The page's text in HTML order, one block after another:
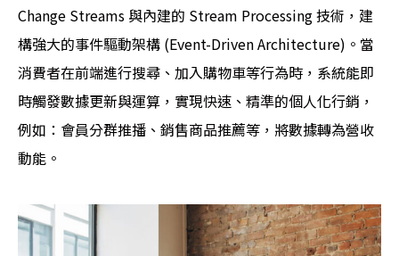
Change Streams 與內建的 Stream Processing 技術，建
構強大的事件驅動架構 (Event-Driven Architecture)。當
消費者在前端進行搜尋、加入購物車等行為時，系統能即
時觸發數據更新與運算，實現快速、精準的個人化行銷，
例如：會員分群推播、銷售商品推薦等，將數據轉為營收
動能。